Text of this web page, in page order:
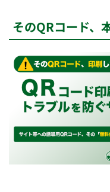
そのQRコード、